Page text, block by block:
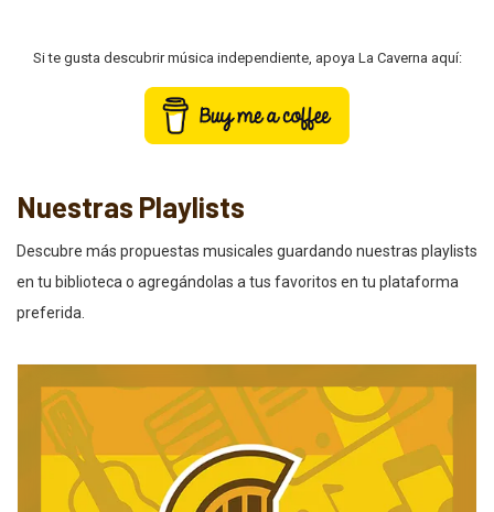
Si te gusta descubrir música independiente, apoya La Caverna aquí:
Nuestras Playlists
Descubre más propuestas musicales guardando nuestras playlists
en tu biblioteca o agregándolas a tus favoritos en tu plataforma
preferida.